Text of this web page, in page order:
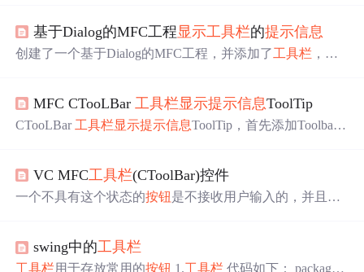
rget*/, BOOL bDisableIfNoHndler) { CMFCToolBar::O
n
基于Dialog的MFC工程显示工具栏的提示信息
创建了一个基于Dialog的MFC工程，并添加了工具栏 ，想
加 工具栏 并显示if((!m_Toolbar.CreateEx(this, TBSTYLE_FL
AT, WS_CHILD | WS_VISIBLE | CBRS_ALIGN_TOP | CBR
MFC CTooLBar 工具栏显示提示信息ToolTip
CTooLBar 工具栏显示提示信息ToolTip，首先添加Toolbar
OL CWeldTechnologyDlg::OnInitDialog() { CDialogEx::OnInit
Dialog(); ............. m_wndToolBar
VC MFC工具栏(CToolBar)控件
一个不具有这个状态的按钮是不接收用户输入的，并且变
就是说idCommand是工具栏
栏 资源时，选择一个按钮，然后按回车，弹出一个对话
swing中的工具栏
工具栏用于存放常用的按钮 1.工具栏 代码如下： package g